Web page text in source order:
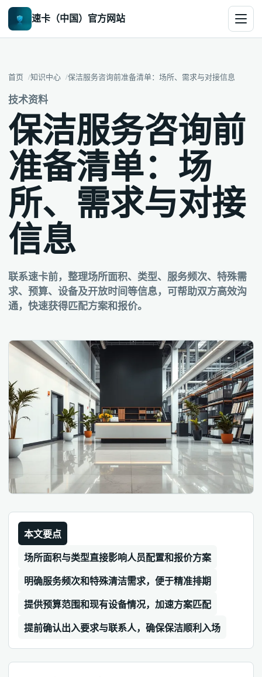
速卡（中国）官方网站
首页 知识中心 保洁服务咨询前准备清单：场所、需求与对接信息
技术资料
保洁服务咨询前
准备清单：场
所、需求与对接
信息
联系速卡前，整理场所面积、类型、服务频次、特殊需
求、预算、设备及开放时间等信息，可帮助双方高效沟
通，快速获得匹配方案和报价。
本文要点
场所面积与类型直接影响人员配置和报价方案
明确服务频次和特殊清洁需求，便于精准排期
提供预算范围和现有设备情况，加速方案匹配
提前确认出入要求与联系人，确保保洁顺利入场